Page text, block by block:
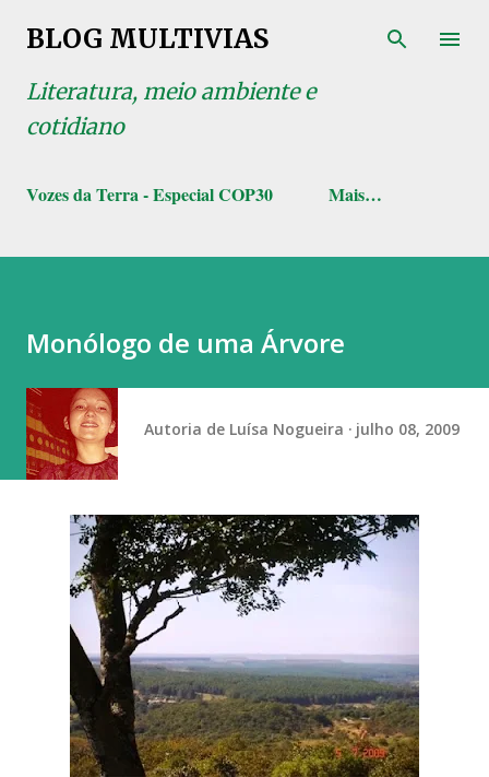
Pular para o conteúdo principal
BLOG MULTIVIAS
Literatura, meio ambiente e
cotidiano
Vozes da Terra - Especial COP30 Mais…
Monólogo de uma Árvore
Autoria de Luísa Nogueira julho 08, 2009